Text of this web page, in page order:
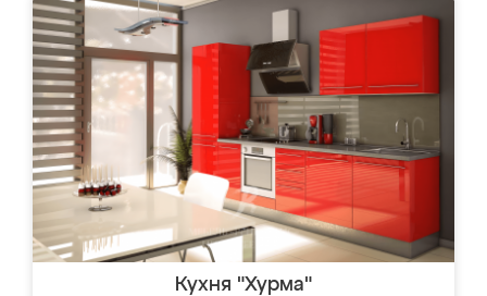
Кухня "Хурма"